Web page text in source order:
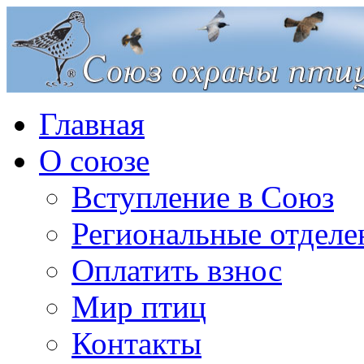
Главная
О союзе
Вступление в Союз
Региональные
Оплатить взнос
Мир птиц
Контакты